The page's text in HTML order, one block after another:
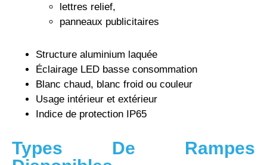
lettres relief,
panneaux publicitaires
Structure aluminium laquée
Éclairage LED basse consommation
Blanc chaud, blanc froid ou couleur
Usage intérieur et extérieur
Indice de protection IP65
Types De Rampes